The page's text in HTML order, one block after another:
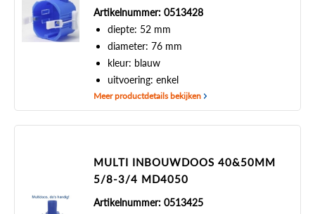
Artikelnummer: 0513428
diepte: 52 mm
diameter: 76 mm
kleur: blauw
uitvoering: enkel
Meer productdetails bekijken
MULTI INBOUWDOOS 40&50MM
5/8-3/4 MD4050
Artikelnummer: 0513425